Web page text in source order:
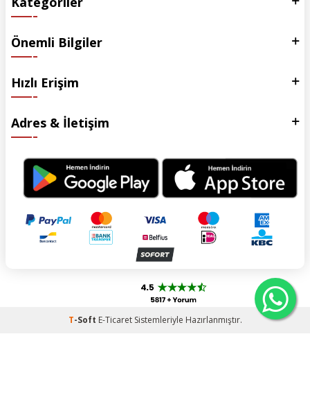
Önemli Bilgiler
Hızlı Erişim
Adres & İletişim
T-Soft E-TicaretSistemleriyle Hazırlanmıştır.